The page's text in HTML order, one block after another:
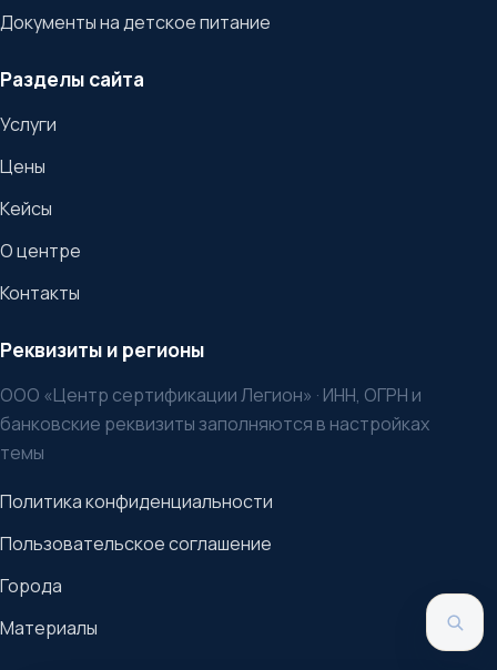
Документы на детское питание
Разделы сайта
Услуги
Цены
Кейсы
О центре
Контакты
Реквизиты и регионы
ООО «Центр сертификации Легион» · ИНН, ОГРН и
банковские реквизиты заполняются в настройках
темы
Политика конфиденциальности
Пользовательское соглашение
Города
Материалы